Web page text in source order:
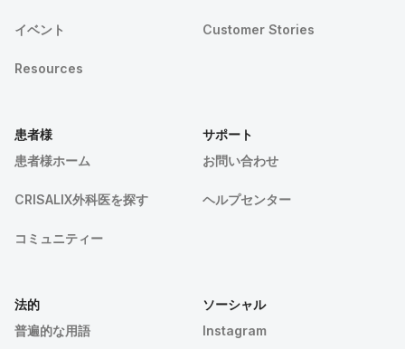
イベント
Resources
Customer Stories
患者様
患者様ホーム
CRISALIX外科医を探す
コミュニティー
サポート
お問い合わせ
ヘルプセンター
法的
普遍的な用語
ソーシャル
Instagram